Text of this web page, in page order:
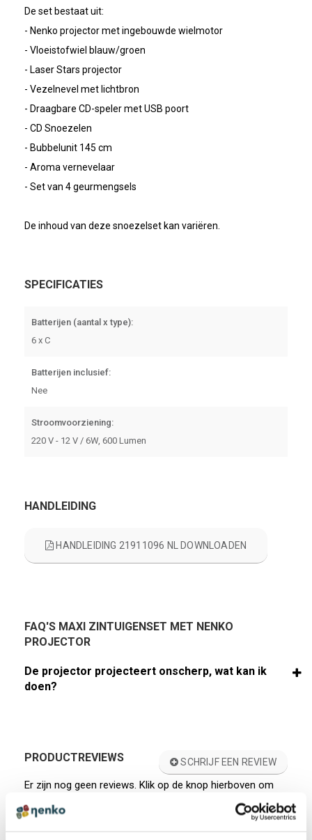
De set bestaat uit:
- Nenko projector met ingebouwde wielmotor
- Vloeistofwiel blauw/groen
- Laser Stars projector
- Vezelnevel met lichtbron
- Draagbare CD-speler met USB poort
- CD Snoezelen
- Bubbelunit 145 cm
- Aroma vernevelaar
- Set van 4 geurmengsels
De inhoud van deze snoezelset kan variëren.
SPECIFICATIES
Batterijen (aantal x type):
6 x C
Batterijen inclusief:
Nee
Stroomvoorziening:
220 V - 12 V / 6W, 600 Lumen
HANDLEIDING
HANDLEIDING 21911096 NL DOWNLOADEN
FAQ'S MAXI ZINTUIGENSET MET NENKO
PROJECTOR
De projector projecteert onscherp, wat kan ik
doen?
PRODUCTREVIEWS SCHRIJF EEN REVIEW
Er zijn nog geen reviews. Klik op de knop hierboven om
een review te schrijven.